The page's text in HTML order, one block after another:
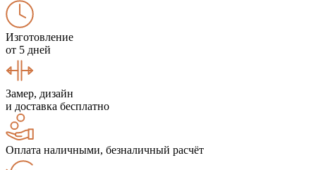
Изготовление
от 5 дней
Замер, дизайн
и доставка бесплатно
Оплата наличными, безналичный расчёт